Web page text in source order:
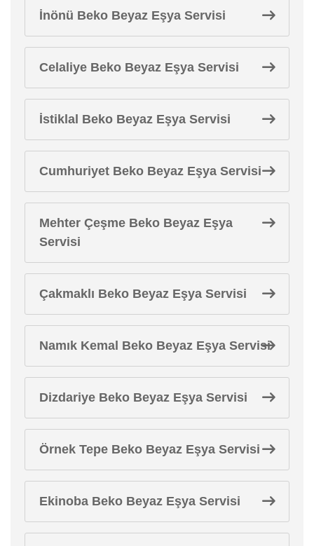
İnönü Beko Beyaz Eşya Servisi
Celaliye Beko Beyaz Eşya Servisi
İstiklal Beko Beyaz Eşya Servisi
Cumhuriyet Beko Beyaz Eşya Servisi
Mehter Çeşme Beko Beyaz Eşya
Servisi
Çakmaklı Beko Beyaz Eşya Servisi
Namık Kemal Beko Beyaz Eşya Servisi
Dizdariye Beko Beyaz Eşya Servisi
Örnek Tepe Beko Beyaz Eşya Servisi
Ekinoba Beko Beyaz Eşya Servisi